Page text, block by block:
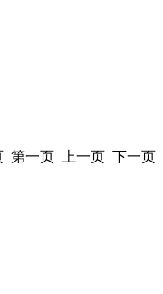
第一页 上一页 下一页